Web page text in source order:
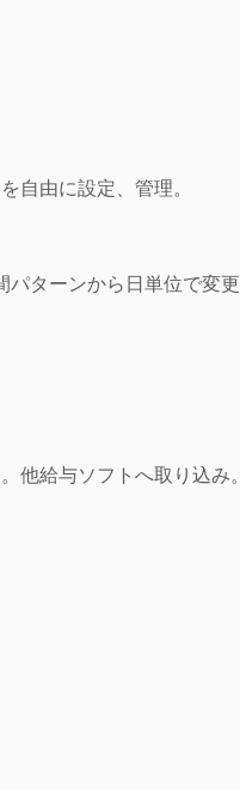
自由に設定、管理。
ターンから日単位で変更
他給与ソフトへ取り込み。